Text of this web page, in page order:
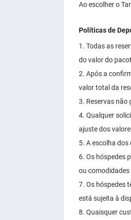
Ao escolher o
Políticas de
1. Todas as
do valor do
2. Após a
valor total da
3. Reservas não
4. Qualquer
ajuste dos
5. A escolha
6. Os hóspedes
ou
7. Os hóspedes
está sujeita à
8. Quaisquer